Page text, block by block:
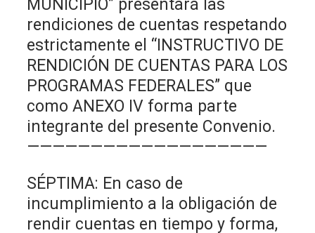
MUNICIPIO” presentará las
rendiciones de cuentas respetando
estrictamente el “INSTRUCTIVO DE
RENDICIÓN DE CUENTAS PARA LOS
PROGRAMAS FEDERALES” que
como ANEXO IV forma parte
integrante del presente Convenio.
———————————————————
SÉPTIMA: En caso de
incumplimiento a la obligación de
rendir cuentas en tiempo y forma,